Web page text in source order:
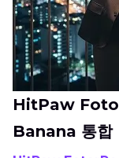
HitPaw
Banana 통합